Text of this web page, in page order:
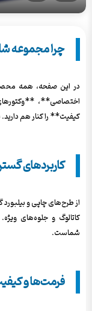
چرا مجموعه
در این صفحه، همه
اختصاصی**،
کیفیت** را کنار هم
کاربردهای
از طرح‌های چاپی و بیلبورد
کاتالوگ و جلوه‌های
شماست.
فرمت‌ها و